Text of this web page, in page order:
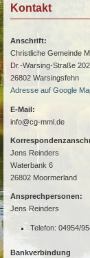
Kontakt
Anschrift:
Christliche Gemeinde
Dr.-Warsing-Straße 202
26802 Warsingsfehn
Adresse auf Google
E-Mail:
info@cg-mml.de
Jens Reinders
Waterbank 6
26802 Moormerland
Ansprechpersonen:
Jens Reinders
Telefon: 04954/
Bankverbindung